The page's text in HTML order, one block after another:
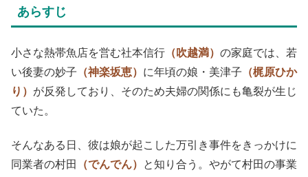
あらすじ
小さな熱帯魚店を営む社本信行 （吹越満） の家庭では、若
い後妻の妙子 （神楽坂恵） に年頃の娘・美津子 （梶原ひか
り） が反発しており、そのため夫婦の関係にも亀裂が生じ
ていた。
そんなある日、彼は娘が起こした万引き事件をきっかけに
同業者の村田
（でんでん）
と知り合う。やがて村田の事業